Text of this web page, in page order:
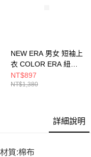
NEW ERA 男女 短袖上
衣 COLOR ERA 紐約
洋基 NE14499041
NT$897
NT$1,380
詳細說明
材質:棉布